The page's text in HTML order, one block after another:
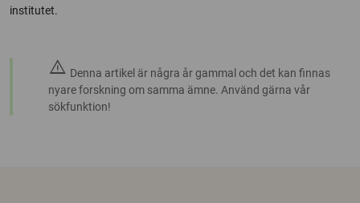
institutet.
warning Denna artikel är några år gammal och det kan finnas
nyare forskning om samma ämne. Använd gärna vår
sökfunktion!